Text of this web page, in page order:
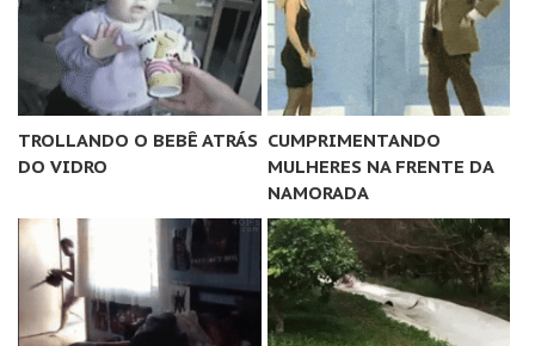
TROLLANDO O BEBÊ ATRÁS
DO VIDRO
CUMPRIMENTANDO
MULHERES NA FRENTE DA
NAMORADA